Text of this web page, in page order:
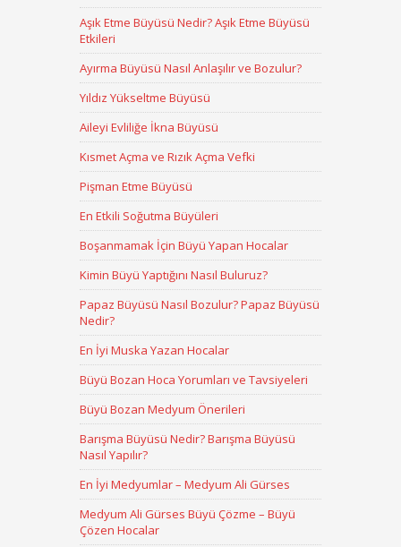
Aşık Etme Büyüsü Nedir? Aşık Etme Büyüsü
Etkileri
Ayırma Büyüsü Nasıl Anlaşılır ve Bozulur?
Yıldız Yükseltme Büyüsü
Aileyi Evliliğe İkna Büyüsü
Kısmet Açma ve Rızık Açma Vefki
Pişman Etme Büyüsü
En Etkili Soğutma Büyüleri
Boşanmamak İçin Büyü Yapan Hocalar
Kimin Büyü Yaptığını Nasıl Buluruz?
Papaz Büyüsü Nasıl Bozulur? Papaz Büyüsü
Nedir?
En İyi Muska Yazan Hocalar
Büyü Bozan Hoca Yorumları ve Tavsiyeleri
Büyü Bozan Medyum Önerileri
Barışma Büyüsü Nedir? Barışma Büyüsü
Nasıl Yapılır?
En İyi Medyumlar – Medyum Ali Gürses
Medyum Ali Gürses Büyü Çözme – Büyü
Çözen Hocalar